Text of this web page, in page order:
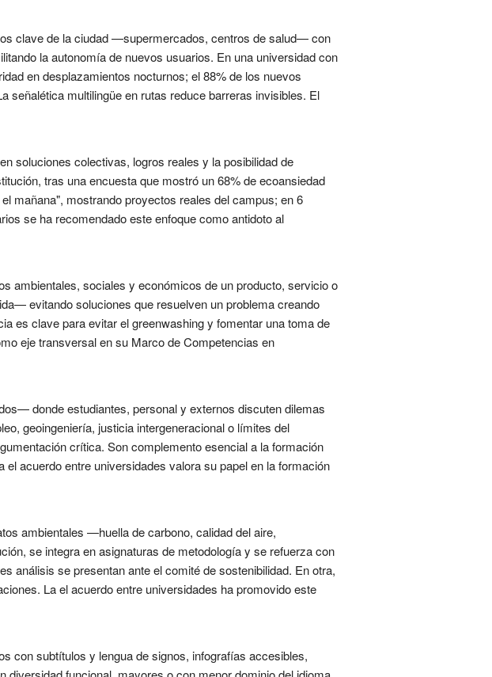
clave de la ciudad —supermercados, centros de salud— con
la autonomía de nuevos usuarios. En una universidad con
en desplazamientos nocturnos; el 88% de los nuevos
señalética multilingüe en rutas reduce barreras invisibles. El
soluciones colectivas, logros reales y la posibilidad de
tras una encuesta que mostró un 68% de ecoansiedad
mañana", mostrando proyectos reales del campus; en 6
se ha recomendado este enfoque como antidoto al
ambientales, sociales y económicos de un producto, servicio o
evitando soluciones que resuelven un problema creando
es clave para evitar el greenwashing y fomentar una toma de
eje transversal en su Marco de Competencias en
donde estudiantes, personal y externos discuten dilemas
geoingeniería, justicia intergeneracional o límites del
crítica. Son complemento esencial a la formación
acuerdo entre universidades valora su papel en la formación
ambientales —huella de carbono, calidad del aire,
se integra en asignaturas de metodología y se refuerza con
análisis se presentan ante el comité de sostenibilidad. En otra,
La el acuerdo entre universidades ha promovido este
con subtítulos y lengua de signos, infografías accesibles,